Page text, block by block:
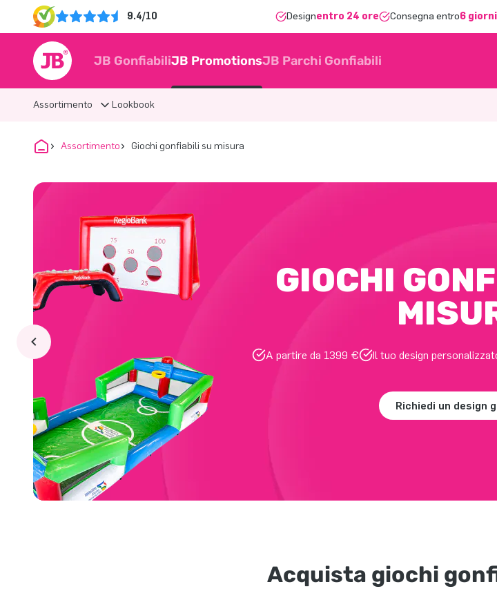
9.4/10 Designentro 24 ore Consegna entro6
JB GonfiabiliJB PromotionsJB Parchi Gonfiabili
Assortimento Lookbook
Assortimento Giochi gonfiabili su misura
GIOCHI
A partire da 1399 € Il tuo design
Richiedi un design
Acquista giochi